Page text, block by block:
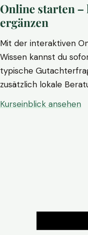
Online starten –
ergänzen
Mit der interaktiven
Wissen kannst du
typische
zusätzlich lokale
Kurseinblick ansehen